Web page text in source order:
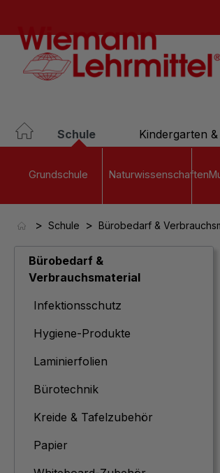
Schule Kindergarten
Grundschule Naturwissenschaften
> Schule > Bürobedarf &
Bürobedarf &
Verbrauchsmaterial
Infektionsschutz
Hygiene-Produkte
Laminierfolien
Bürotechnik
Kreide & Tafelzubehör
Papier